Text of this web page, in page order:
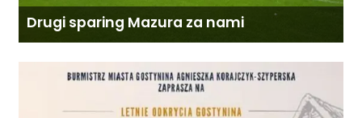
Drugi sparing Mazura za nami